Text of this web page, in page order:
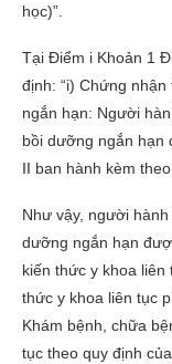
học)”.
Tại Điểm i Khoản 1
định: “i) Chứng
ngắn hạn: Người
bồi dưỡng ngắn hạn
II ban hành kèm
Như vậy, người
dưỡng ngắn hạn
kiến thức y khoa liên
thức y khoa liên tục
Khám bệnh, chữa
tục theo quy định